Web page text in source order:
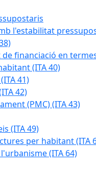
l'estabilitat
de financiació en
(ITA 40)
41)
42)
(PMC) (ITA 43)
(ITA 49)
per habitant (ITA
(ITA 64)